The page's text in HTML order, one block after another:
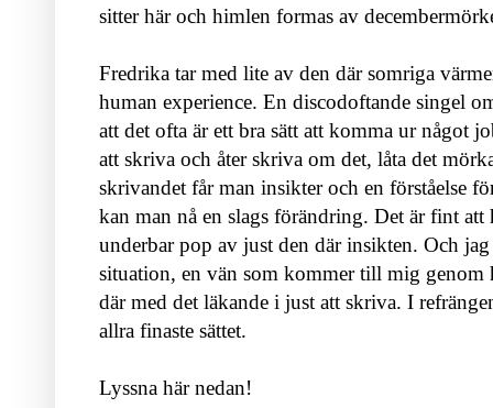
sitter här och himlen formas av
Fredrika tar med lite av den där somriga
human experience. En discodoftande singel
att det ofta är ett bra sätt att komma ur något
att skriva och åter skriva om det, låta det
skrivandet får man insikter och en förståelse
kan man nå en slags förändring. Det är fint att
underbar pop av just den där insikten. Och
situation, en vän som kommer till mig genom
där med det läkande i just att skriva. I
allra finaste sättet.
Lyssna här nedan!